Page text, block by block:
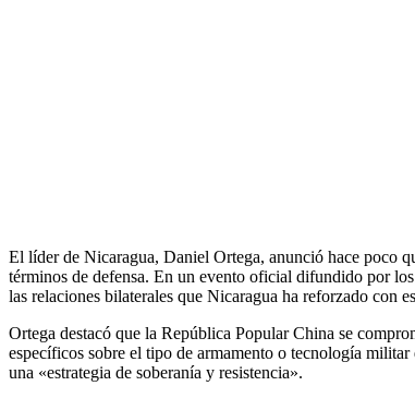
El líder de Nicaragua, Daniel Ortega, anunció hace poco
términos de defensa. En un evento oficial difundido por
las relaciones bilaterales que Nicaragua ha reforzado con
Ortega destacó que la República Popular China se
específicos sobre el tipo de armamento o tecnología
una «estrategia de soberanía y resistencia».